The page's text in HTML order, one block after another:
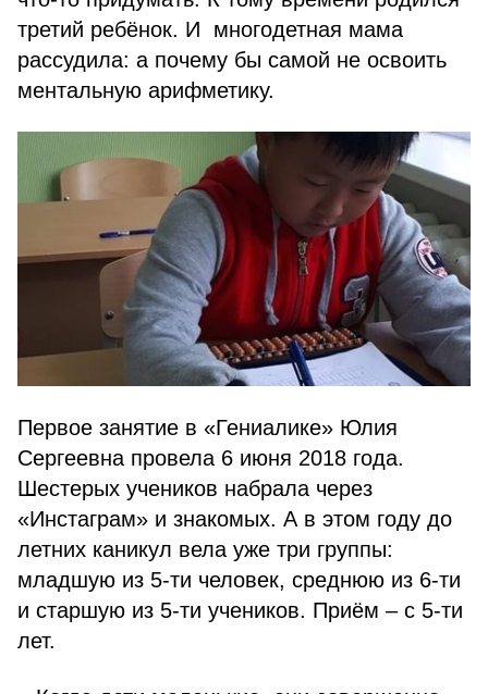
третий ребёнок. И многодетная мама
рассудила: а почему бы самой не освоить
ментальную арифметику.
Первое занятие в «Гениалике» Юлия
Сергеевна провела 6 июня 2018 года.
Шестерых учеников набрала через
«Инстаграм» и знакомых. А в этом году до
летних каникул вела уже три группы:
младшую из 5-ти человек, среднюю из 6-ти
и старшую из 5-ти учеников. Приём – с 5-ти
лет.